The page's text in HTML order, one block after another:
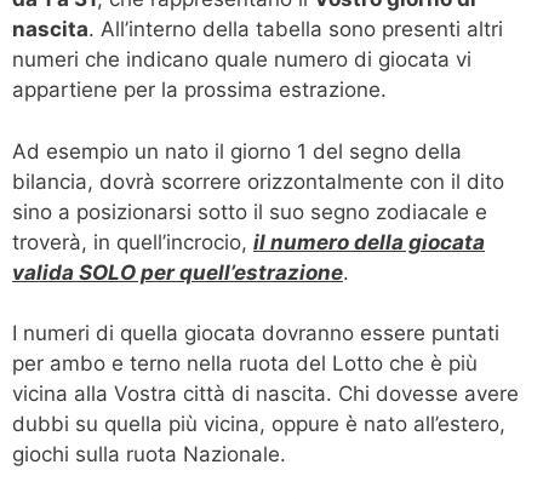
nascita. All’interno della tabella sono presenti altri
numeri che indicano quale numero di giocata vi
appartiene per la prossima estrazione.
Ad esempio un nato il giorno 1 del segno della
bilancia, dovrà scorrere orizzontalmente con il dito
sino a posizionarsi sotto il suo segno zodiacale e
troverà, in quell’incrocio, il numero della giocata
valida SOLO per quell’estrazione.
I numeri di quella giocata dovranno essere puntati
per ambo e terno nella ruota del Lotto che è più
vicina alla Vostra città di nascita. Chi dovesse avere
dubbi su quella più vicina, oppure è nato all’estero,
giochi sulla ruota Nazionale.